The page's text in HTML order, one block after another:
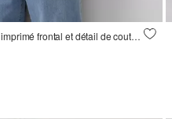
T-shirt oversize avec imprimé frontal et détail de couture